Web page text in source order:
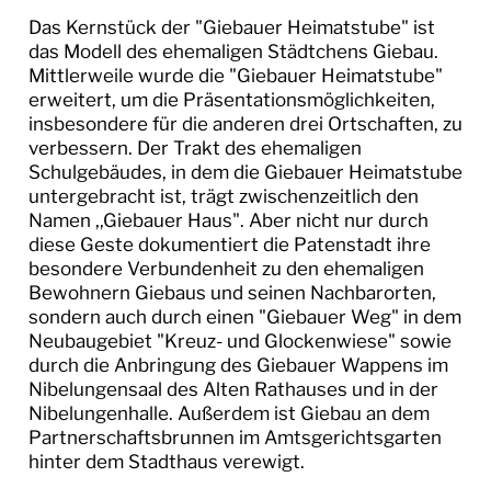
Das Kernstück der "Giebauer Heimatstube" ist
das Modell des ehemaligen Städtchens Giebau.
Mittlerweile wurde die "Giebauer Heimatstube"
erweitert, um die Präsentationsmöglichkeiten,
insbesondere für die anderen drei Ortschaften, zu
verbessern. Der Trakt des ehemaligen
Schulgebäudes, in dem die Giebauer Heimatstube
untergebracht ist, trägt zwischenzeitlich den
Namen ,,Giebauer Haus". Aber nicht nur durch
diese Geste dokumentiert die Patenstadt ihre
besondere Verbundenheit zu den ehemaligen
Bewohnern Giebaus und seinen Nachbarorten,
sondern auch durch einen "Giebauer Weg" in dem
Neubaugebiet "Kreuz- und Glockenwiese" sowie
durch die Anbringung des Giebauer Wappens im
Nibelungensaal des Alten Rathauses und in der
Nibelungenhalle. Außerdem ist Giebau an dem
Partnerschaftsbrunnen im Amtsgerichtsgarten
hinter dem Stadthaus verewigt.